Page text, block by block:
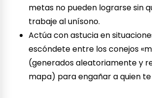
metas no pueden lograrse sin
trabaje al unísono.
Actúa con astucia en
escóndete entre los conejos
(generados aleatoriamente y
mapa) para engañar a quien te